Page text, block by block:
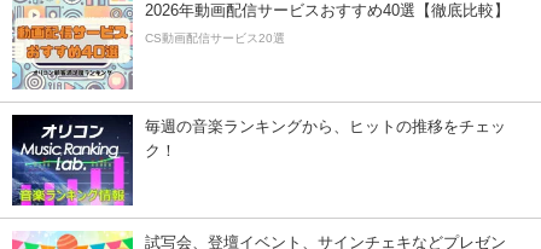
2026年動画配信サービスおすすめ40選【徹底比較】
CS動画配信サービス20選
毎週の音楽ランキングから、ヒットの推移をチェッ
ク！
試写会、登壇イベント、サインチェキなどプレゼン